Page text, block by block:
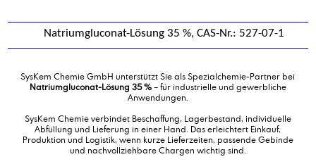
Natriumcarbonat, Soda schwer
Natriumcumolsulfonat 96 %
Natriumgluconat-Lösung 35 %
Natriumlaurylethersulfat 2EO 68-72%
Natriumlaurylethersulfat 70 %
Natriummolybdat Dihydrat
Natronwasserglas 37/40 BE
Natriumgluconat-Lösung 35 %, CAS-Nr.: 527-07-1
SysKem Chemie GmbH unterstützt Sie als Spezialchemie-Partner bei
Natriumgluconat-Lösung 35 %– für industrielle und gewerbliche
Anwendungen.
SysKem Chemie verbindet Beschaffung, Lagerbestand, individuelle
Abfüllung und Lieferung in einer Hand. Das erleichtert Einkauf,
Produktion und Logistik, wenn kurze Lieferzeiten, passende Gebinde
und nachvollziehbare Chargen wichtig sind.